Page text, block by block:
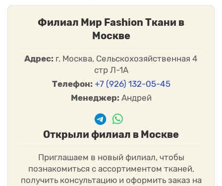
Филиал Мир Fashion Ткани в
Москве
Адрес: г. Москва, Сельскохозяйственная 4
стр Л-1А
Телефон: +7 (926) 132-05-45
Менеджер: Андрей
Открыли филиал в Москве
Приглашаем в новый филиал, чтобы
познакомиться с ассортиментом тканей,
получить консультацию и оформить заказ на